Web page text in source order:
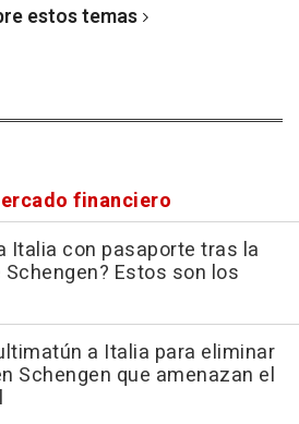
estos temas
financiero
Italia con pasaporte tras la
Estos son los
a Italia para eliminar
Schengen que amenazan el